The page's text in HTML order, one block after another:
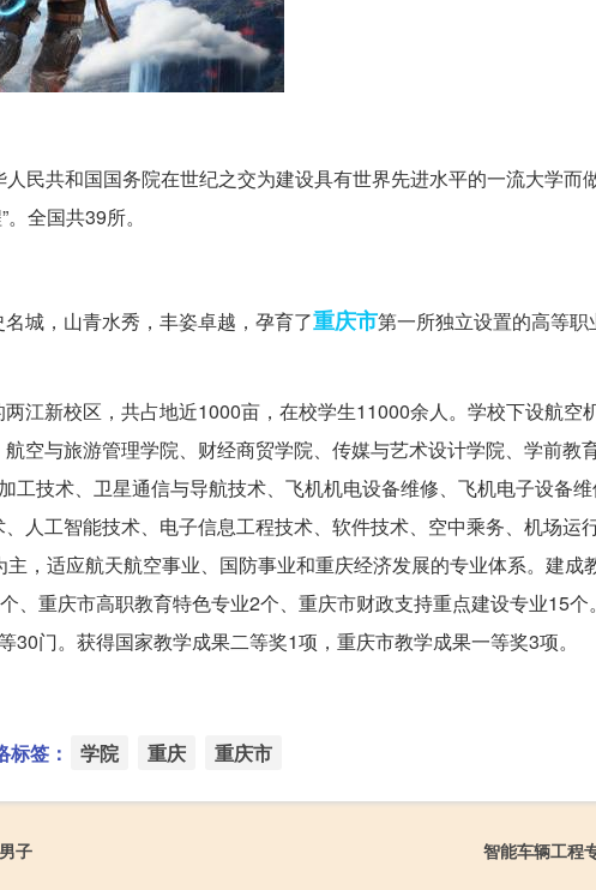
民共和国国务院在世纪之交为建设具有世界先进水平的一流大学而
全国共39所。
城，山青水秀，丰姿卓越，孕育了重庆市第一所独立设置的高等职
江新校区，共占地近1000亩，在校学生11000余人。学校下设航空
空与旅游管理学院、财经商贸学院、传媒与艺术设计学院、学前教
工技术、卫星通信与导航技术、飞机机电设备维修、飞机电子设备
人工智能技术、电子信息工程技术、软件技术、空中乘务、机场运
，适应航天航空事业、国防事业和重庆经济发展的专业体系。建成
、重庆市高职教育特色专业2个、重庆市财政支持重点建设专业15个
门。获得国家教学成果二等奖1项，重庆市教学成果一等奖3项。
标签： 学院 重庆 重庆市
子
智能车辆工程